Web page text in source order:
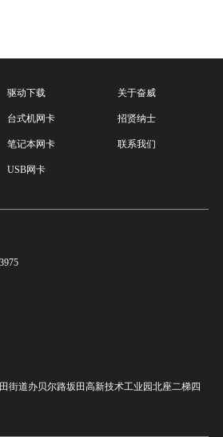
驱动下载
台式机网卡
笔记本网卡
USB网卡
关于奋威
招贤纳士
联系我们
街道办贝尔路坂田高新技术工业园北座二梯四